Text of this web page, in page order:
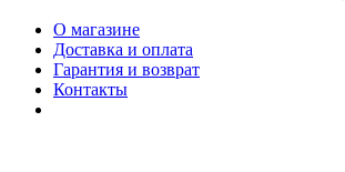
О магазине
Доставка и оплата
Гарантия и возврат
Контакты